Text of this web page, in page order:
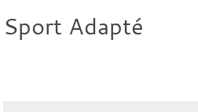
Sport Adapté